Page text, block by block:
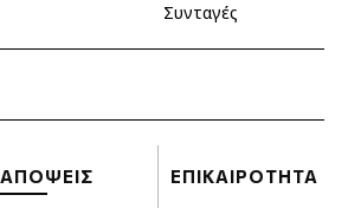
Συνταγές
ΑΠΟΨΕΙΣ ΕΠΙΚΑΙΡΟΤΗΤΑ